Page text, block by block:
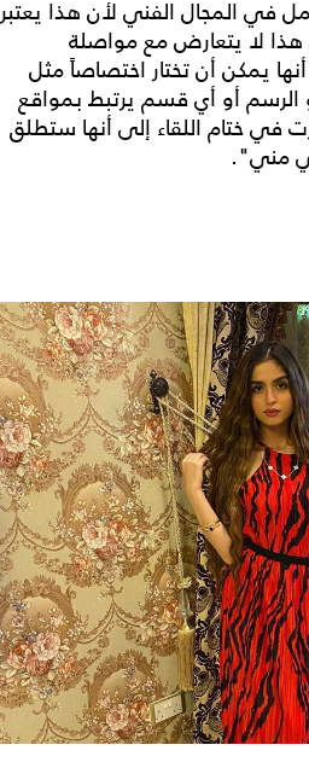
في المجال الفني لأن هذا يعتبر
هذا لا يتعارض مع مواصلة
يمكن أن تختار اختصاصاً مثل
الرسم أو أي قسم يرتبط بمواقع
في ختام اللقاء إلى أنها ستطلق
مني".